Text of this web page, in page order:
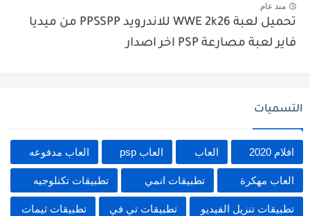
منذ عام
تحميل لعبة WWE 2k26 للاندرويد PPSSPP من ميديا
فاير لعبة مصارعة PSP اخر اصدار
التسميات
افلام 2020 العاب العاب psp العاب مدفوعه
العاب مهكرة تطبيقات انمي تطبيقات تكنلوجيه
تطبيقات تنزيل الفيديو تطبيقات تي في تطبيقات ثيمات